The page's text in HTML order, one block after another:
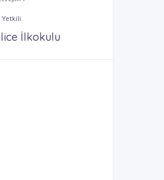
İlkokulu